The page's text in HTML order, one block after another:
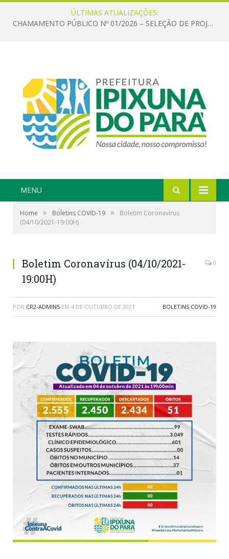
ÚLTIMAS ATUALIZAÇÕES:
CHAMAMENTO PÚBLICO Nº 01/2026 – SELEÇÃO DE PROJETOS PARA FIRMAR TERMO DE EXECUÇÃO CULTURAL COM RECURSOS DA POLÍTICA NACIONAL ALDIR BLANC DE FOMENTO À CULTURA – PNAB (LEI Nº 14.399/2022)
MENU
Home » Boletins COVID-19 »
Boletim Coronavírus
(04/10/2021-19:00H)
Boletim Coronavírus (04/10/2021-
19:00H)
0
POR CR2-ADMIN5 EM 4 DE OUTUBRO DE 2021 BOLETINS COVID-19